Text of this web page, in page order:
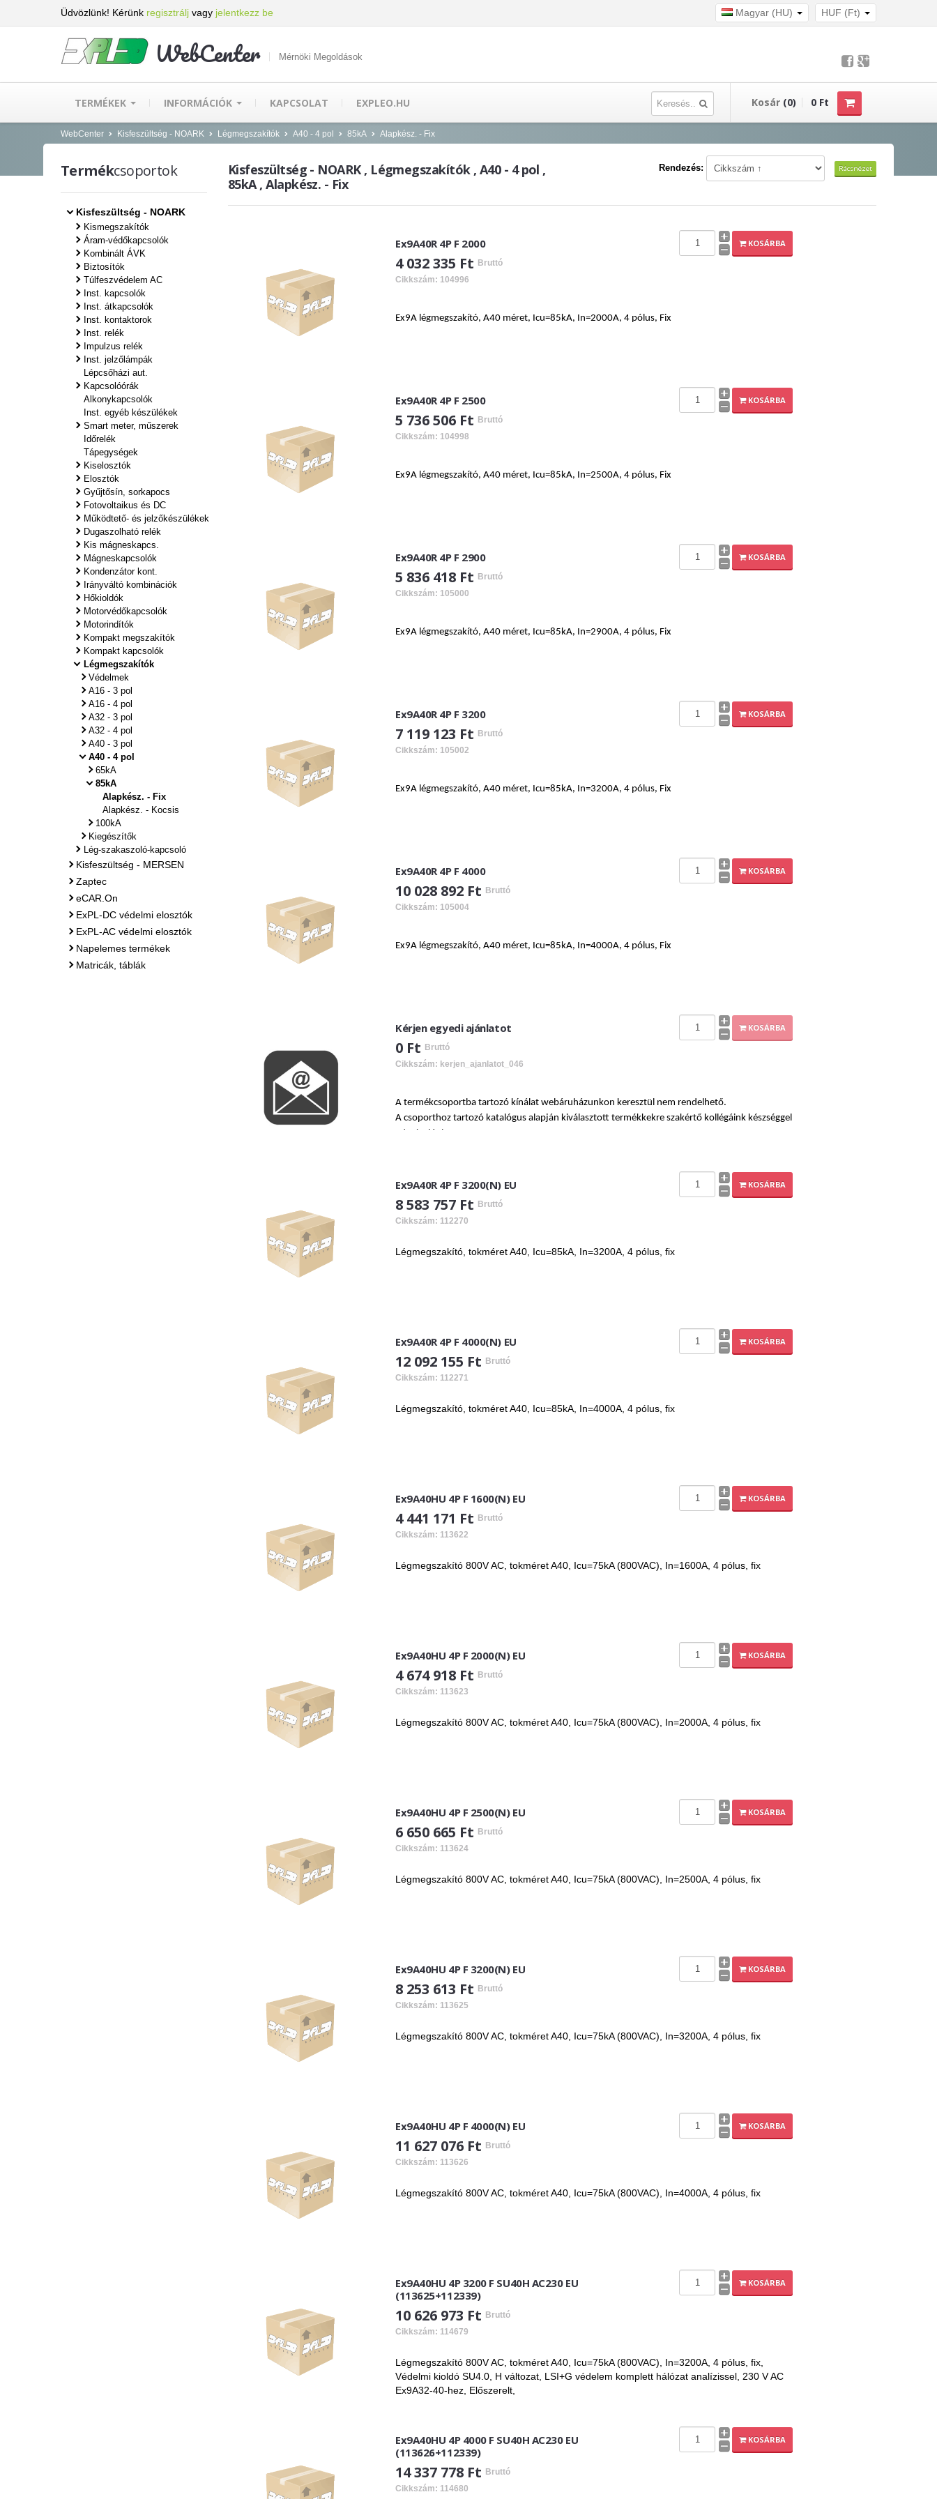
Üdvözlünk! Kérünk regisztrálj vagy jelentkezz be Magyar (HU) HUF (Ft)
WebCenter Mérnöki Megoldások
TERMÉKEK INFORMÁCIÓK KAPCSOLAT EXPLEO.HU Kosár (0) 0 Ft
WebCenter Kisfeszültség - NOARK Légmegszakítók A40 - 4 pol 85kA Alapkész. - Fix
Termékcsoportok
Kisfeszültség - NOARK
Kismegszakítók
Áram-védőkapcsolók
Kombinált ÁVK
Biztosítók
Túlfeszvédelem AC
Inst. kapcsolók
Inst. átkapcsolók
Inst. kontaktorok
Inst. relék
Impulzus relék
Inst. jelzőlámpák
Lépcsőházi aut.
Kapcsolóórák
Alkonykapcsolók
Inst. egyéb készülékek
Smart meter, műszerek
Időrelék
Tápegységek
Kiselosztók
Elosztók
Gyűjtősín, sorkapocs
Fotovoltaikus és DC
Működtető- és jelzőkészülékek
Dugaszolható relék
Kis mágneskapcs.
Mágneskapcsolók
Kondenzátor kont.
Irányváltó kombinációk
Hőkioldók
Motorvédőkapcsolók
Motorindítók
Kompakt megszakítók
Kompakt kapcsolók
Légmegszakítók
Védelmek
A16 - 3 pol
A16 - 4 pol
A32 - 3 pol
A32 - 4 pol
A40 - 3 pol
A40 - 4 pol
65kA
85kA
Alapkész. - Fix
Alapkész. - Kocsis
100kA
Kiegészítők
Lég-szakaszoló-kapcsoló
Kisfeszültség - MERSEN
Zaptec
eCAR.On
ExPL-DC védelmi elosztók
ExPL-AC védelmi elosztók
Napelemes termékek
Matricák, táblák
Kisfeszültség - NOARK , Légmegszakítók , A40 - 4 pol ,
85kA , Alapkész. - Fix
Rendezés: Rácsnézet
Ex9A40R 4P F 2000
4 032 335 Ft Bruttó
Cikkszám: 104996
KOSÁRBA
Ex9A légmegszakító, A40 méret, Icu=85kA, In=2000A, 4 pólus, Fix
Ex9A40R 4P F 2500
5 736 506 Ft Bruttó
Cikkszám: 104998
KOSÁRBA
Ex9A légmegszakító, A40 méret, Icu=85kA, In=2500A, 4 pólus, Fix
Ex9A40R 4P F 2900
5 836 418 Ft Bruttó
Cikkszám: 105000
KOSÁRBA
Ex9A légmegszakító, A40 méret, Icu=85kA, In=2900A, 4 pólus, Fix
Ex9A40R 4P F 3200
7 119 123 Ft Bruttó
Cikkszám: 105002
KOSÁRBA
Ex9A légmegszakító, A40 méret, Icu=85kA, In=3200A, 4 pólus, Fix
Ex9A40R 4P F 4000
10 028 892 Ft Bruttó
Cikkszám: 105004
KOSÁRBA
Ex9A légmegszakító, A40 méret, Icu=85kA, In=4000A, 4 pólus, Fix
Kérjen egyedi ajánlatot
0 Ft Bruttó
Cikkszám: kerjen_ajanlatot_046
KOSÁRBA
A termékcsoportba tartozó kínálat webáruházunkon keresztül nem rendelhető.
A csoporthoz tartozó katalógus alapján kiválasztott termékkekre szakértő kollégáink készséggel
adnak ajánlatot.
Ex9A40R 4P F 3200(N) EU
8 583 757 Ft Bruttó
Cikkszám: 112270
KOSÁRBA
Légmegszakító, tokméret A40, Icu=85kA, In=3200A, 4 pólus, fix
Ex9A40R 4P F 4000(N) EU
12 092 155 Ft Bruttó
Cikkszám: 112271
KOSÁRBA
Légmegszakító, tokméret A40, Icu=85kA, In=4000A, 4 pólus, fix
Ex9A40HU 4P F 1600(N) EU
4 441 171 Ft Bruttó
Cikkszám: 113622
KOSÁRBA
Légmegszakító 800V AC, tokméret A40, Icu=75kA (800VAC), In=1600A, 4 pólus, fix
Ex9A40HU 4P F 2000(N) EU
4 674 918 Ft Bruttó
Cikkszám: 113623
KOSÁRBA
Légmegszakító 800V AC, tokméret A40, Icu=75kA (800VAC), In=2000A, 4 pólus, fix
Ex9A40HU 4P F 2500(N) EU
6 650 665 Ft Bruttó
Cikkszám: 113624
KOSÁRBA
Légmegszakító 800V AC, tokméret A40, Icu=75kA (800VAC), In=2500A, 4 pólus, fix
Ex9A40HU 4P F 3200(N) EU
8 253 613 Ft Bruttó
Cikkszám: 113625
KOSÁRBA
Légmegszakító 800V AC, tokméret A40, Icu=75kA (800VAC), In=3200A, 4 pólus, fix
Ex9A40HU 4P F 4000(N) EU
11 627 076 Ft Bruttó
Cikkszám: 113626
KOSÁRBA
Légmegszakító 800V AC, tokméret A40, Icu=75kA (800VAC), In=4000A, 4 pólus, fix
Ex9A40HU 4P 3200 F SU40H AC230 EU
(113625+112339)
10 626 973 Ft Bruttó
Cikkszám: 114679
KOSÁRBA
Légmegszakító 800V AC, tokméret A40, Icu=75kA (800VAC), In=3200A, 4 pólus, fix,
Védelmi kioldó SU4.0, H változat, LSI+G védelem komplett hálózat analízissel, 230 V AC
Ex9A32-40-hez, Előszerelt,
Ex9A40HU 4P 4000 F SU40H AC230 EU
(113626+112339)
14 337 778 Ft Bruttó
Cikkszám: 114680
KOSÁRBA